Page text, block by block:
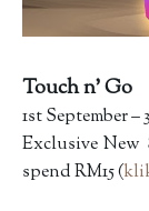
Touch n’ Go
1st September –
Exclusive
spend RM15 (